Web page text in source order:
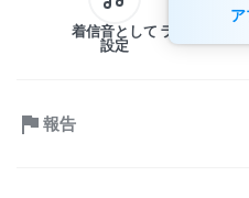
ア
着信音として
設定
ライブラリへ
報告